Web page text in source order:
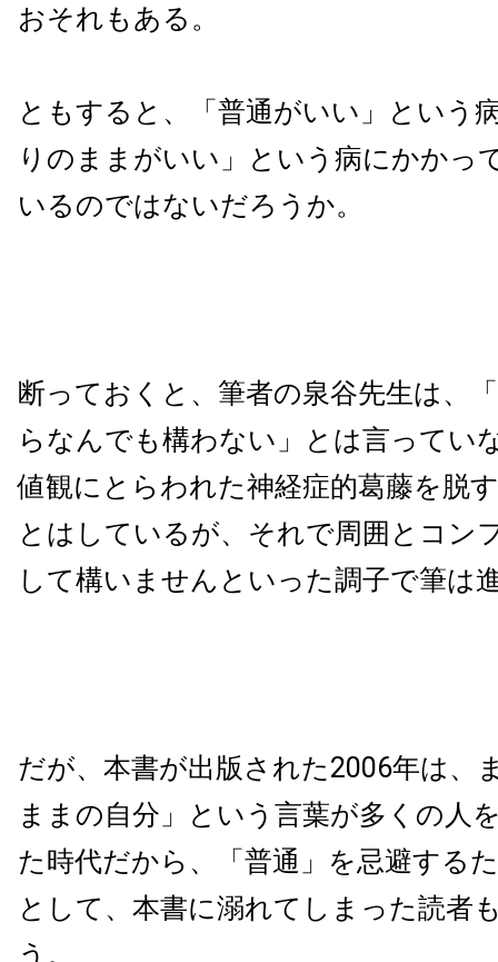
おそれもある。
ともすると、「普通がいい」という
りのままがいい」という病にかかっ
いるのではないだろうか。
断っておくと、筆者の泉谷先生は、
らなんでも構わない」とは言ってい
値観にとらわれた神経症的葛藤を脱
とはしているが、それで周囲とコン
して構いませんといった調子で筆は
だが、本書が出版された2006年は、
ままの自分」という言葉が多くの人
た時代だから、「普通」を忌避する
として、本書に溺れてしまった読者
う。